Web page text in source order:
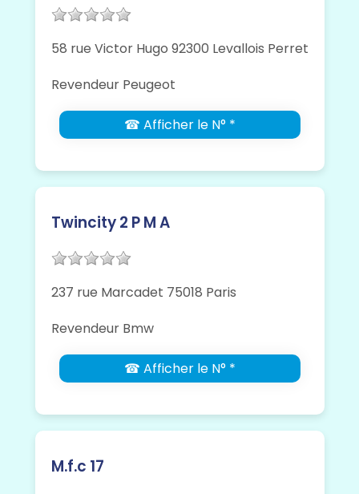
58 rue Victor Hugo 92300 Levallois Perret
Revendeur Peugeot
☎ Afficher le N° *
Twincity 2 P M A
237 rue Marcadet 75018 Paris
Revendeur Bmw
☎ Afficher le N° *
M.f.c 17